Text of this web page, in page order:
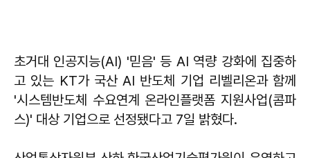
초거대 인공지능(AI) '믿음' 등 AI 역량 강화에 집중하
고 있는 KT가 국산 AI 반도체 기업 리벨리온과 함께
'시스템반도체 수요연계 온라인플랫폼 지원사업(콤파
스)' 대상 기업으로 선정됐다고 7일 밝혔다.